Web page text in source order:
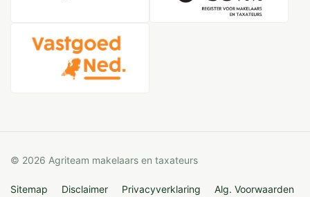
© 2026 Agriteam makelaars en taxateurs
Sitemap Disclaimer Privacyverklaring Alg. Voorwaarden